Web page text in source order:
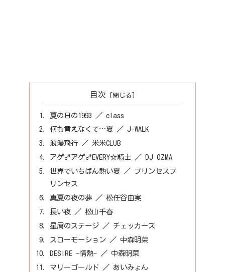
目次
夏の日の1993 ／ class
何も言えなくて…夏 ／ J-WALK
浪漫飛行 ／ 米米CLUB
アゲ♂アゲ♂EVERY☆騎士 ／ DJ OZMA
世界でいちばん熱い夏 ／ プリンセスプ
リンセス
真夏の夜の夢 ／ 松任谷由実
長い夜 ／ 松山千春
星屑のステージ ／ チェッカーズ
スローモーション ／ 中森明菜
DESIRE -情熱- ／ 中森明菜
マリーゴールド ／ あいみょん